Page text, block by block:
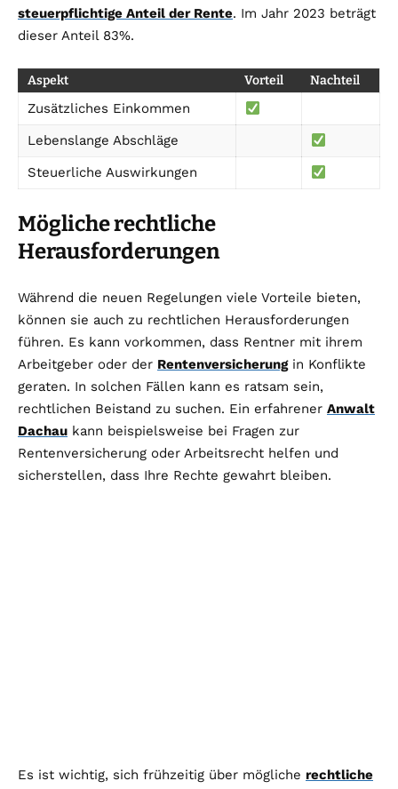
steuerpflichtige Anteil der Rente. Im Jahr 2023 beträgt
dieser Anteil 83%.
Aspekt Vorteil Nachteil
Zusätzliches Einkommen
Lebenslange Abschläge
Steuerliche Auswirkungen
Mögliche rechtliche
Herausforderungen
Während die neuen Regelungen viele Vorteile bieten,
können sie auch zu rechtlichen Herausforderungen
führen. Es kann vorkommen, dass Rentner mit ihrem
Arbeitgeber oder der Rentenversicherungin Konflikte
geraten. In solchen Fällen kann es ratsam sein,
rechtlichen Beistand zu suchen. Ein erfahrener Anwalt
Dachau kann beispielsweise bei Fragen zur
Rentenversicherung oder Arbeitsrecht helfen und
sicherstellen, dass Ihre Rechte gewahrt bleiben.
Es ist wichtig, sich frühzeitig über mögliche rechtliche